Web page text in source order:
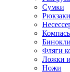
Сумки
Бинокли
Фляги
Ложки
Ножи